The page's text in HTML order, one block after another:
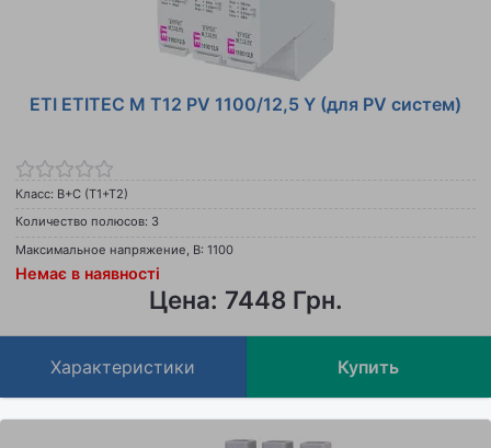
ETI ETITEC M T12 PV 1100/12,5 Y (для PV систем)
Класс: B+C (T1+T2)
Количество полюсов: 3
Максимальное напряжение, В: 1100
Цена: 7448 Грн.
Немає в наявності
Характеристики Купить